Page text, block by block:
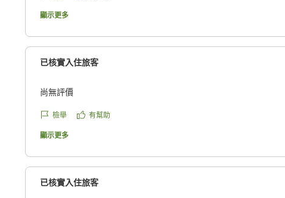
朝食もとても美味しかったです。
クチコミの詳細はこちらから
https://review.travel.rakuten.co.jp/hotel/voice/20547?
顯示更多
已核實入住旅客
尚無評價
檢舉 有幫助
顯示更多
已核實入住旅客